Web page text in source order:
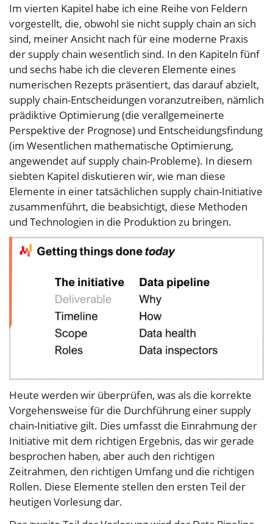
Im vierten Kapitel habe ich eine Reihe von Feldern
vorgestellt, die, obwohl sie nicht supply chain an sich
sind, meiner Ansicht nach für eine moderne Praxis
der supply chain wesentlich sind. In den Kapiteln fünf
und sechs habe ich die cleveren Elemente eines
numerischen Rezepts präsentiert, das darauf abzielt,
supply chain-Entscheidungen voranzutreiben, nämlich
prädiktive Optimierung (die verallgemeinerte
Perspektive der Prognose) und Entscheidungsfindung
(im Wesentlichen mathematische Optimierung,
angewendet auf supply chain-Probleme). In diesem
siebten Kapitel diskutieren wir, wie man diese
Elemente in einer tatsächlichen supply chain-Initiative
zusammenführt, die beabsichtigt, diese Methoden
und Technologien in die Produktion zu bringen.
Heute werden wir überprüfen, was als die korrekte
Vorgehensweise für die Durchführung einer supply
chain-Initiative gilt. Dies umfasst die Einrahmung der
Initiative mit dem richtigen Ergebnis, das wir gerade
besprochen haben, aber auch den richtigen
Zeitrahmen, den richtigen Umfang und die richtigen
Rollen. Diese Elemente stellen den ersten Teil der
heutigen Vorlesung dar.